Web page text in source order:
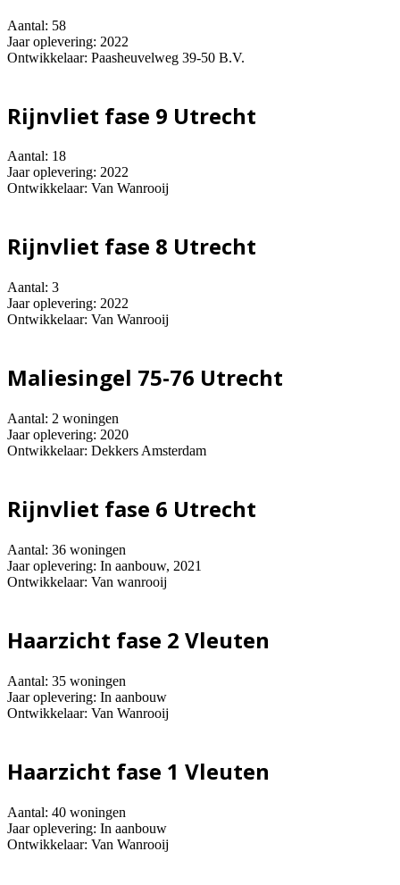
Aantal: 58
Jaar oplevering: 2022
Ontwikkelaar: Paasheuvelweg 39-50 B.V.
Rijnvliet fase 9 Utrecht
Aantal: 18
Jaar oplevering: 2022
Ontwikkelaar: Van Wanrooij
Rijnvliet fase 8 Utrecht
Aantal: 3
Jaar oplevering: 2022
Ontwikkelaar: Van Wanrooij
Maliesingel 75-76 Utrecht
Aantal: 2 woningen
Jaar oplevering: 2020
Ontwikkelaar: Dekkers Amsterdam
Rijnvliet fase 6 Utrecht
Aantal: 36 woningen
Jaar oplevering: In aanbouw, 2021
Ontwikkelaar: Van wanrooij
Haarzicht fase 2 Vleuten
Aantal: 35 woningen
Jaar oplevering: In aanbouw
Ontwikkelaar: Van Wanrooij
Haarzicht fase 1 Vleuten
Aantal: 40 woningen
Jaar oplevering: In aanbouw
Ontwikkelaar: Van Wanrooij